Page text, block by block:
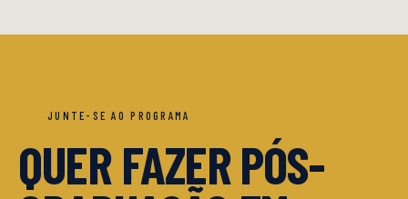
JUNTE-SE AO PROGRAMA
QUER FAZER PÓS-